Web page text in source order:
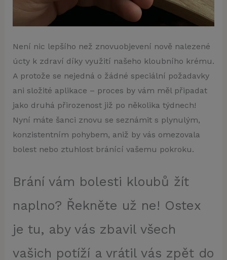
Není nic lepšího než znovuobjevení nově nalezené
úcty k zdraví díky využití našeho kloubního krému.
A protože se nejedná o žádné speciální požadavky
ani složité aplikace – proces by vám měl připadat
jako druhá přirozenost již po několika týdnech!
Nyní máte šanci znovu se seznámit s plynulým,
konzistentním pohybem, aniž by vás omezovala
bolest nebo ztuhlost bránící vašemu pokroku.
Brání vám bolesti kloubů žít
naplno? Řekněte už ne! Ostex
je tu, aby vás zbavil všech
vašich potíží a vrátil vás zpět do